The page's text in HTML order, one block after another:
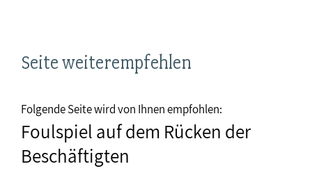
Seite weiterempfehlen
Folgende Seite wird von Ihnen empfohlen:
Foulspiel auf dem Rücken der
Beschäftigten